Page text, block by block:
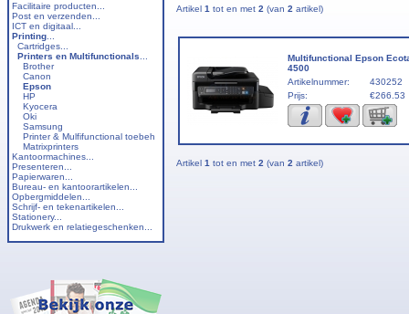
Facilitaire producten...
Post en verzenden...
ICT en digitaal...
Printing
Cartridges...
Printers en Multifunctionals
Brother
Canon
Epson
HP
Kyocera
Oki
Samsung
Printer & Mulfifunctional toebeh
Matrixprinters
Kantoormachines...
Presenteren...
Papierwaren...
Bureau- en kantoorartikelen...
Opbergmiddelen...
Schrijf- en tekenartikelen...
Stationery...
Drukwerk en relatiegeschenken...
Artikel 1 tot en met 2 (van 2 artikel)
Multifunctional Epson
4500
Artikelnummer:
430252
Prijs:
€266.53
Artikel 1 tot en met 2 (van 2 artikel)